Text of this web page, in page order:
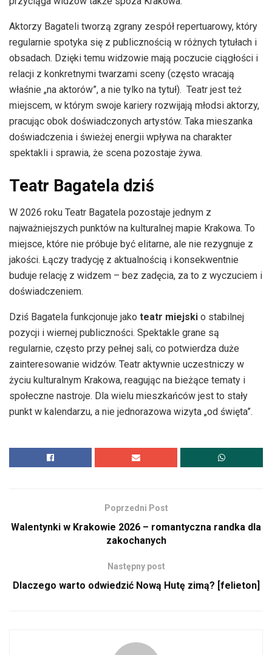
Aktorzy Bagateli tworzą zgrany zespół repertuarowy, który
regularnie spotyka się z publicznością w różnych tytułach i
obsadach. Dzięki temu widzowie mają poczucie ciągłości i
relacji z konkretnymi twarzami sceny (często wracają
właśnie „na aktorów”, a nie tylko na tytuł). Teatr jest też
miejscem, w którym swoje kariery rozwijają młodsi aktorzy,
pracując obok doświadczonych artystów. Taka mieszanka
doświadczenia i świeżej energii wpływa na charakter
spektakli i sprawia, że scena pozostaje żywa.
Teatr Bagatela dziś
W 2026 roku Teatr Bagatela pozostaje jednym z
najważniejszych punktów na kulturalnej mapie Krakowa. To
miejsce, które nie próbuje być elitarne, ale nie rezygnuje z
jakości. Łączy tradycję z aktualnością i konsekwentnie
buduje relację z widzem – bez zadęcia, za to z wyczuciem i
doświadczeniem.
Dziś Bagatela funkcjonuje jako teatr miejski o stabilnej
pozycji i wiernej publiczności. Spektakle grane są
regularnie, często przy pełnej sali, co potwierdza duże
zainteresowanie widzów. Teatr aktywnie uczestniczy w
życiu kulturalnym Krakowa, reagując na bieżące tematy i
społeczne nastroje. Dla wielu mieszkańców jest to stały
punkt w kalendarzu, a nie jednorazowa wizyta „od święta”.
Poprzedni Post
Walentynki w Krakowie 2026 – romantyczna randka dla
zakochanych
Następny post
Dlaczego warto odwiedzić Nową Hutę zimą? [felieton]